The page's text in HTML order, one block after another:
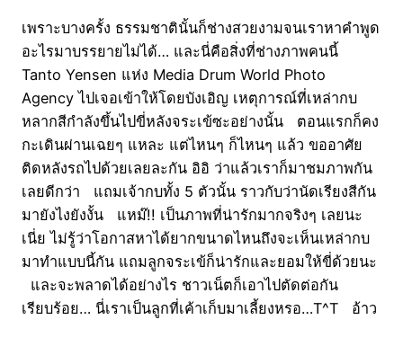
เพราะบางครั้ง ธรรมชาตินั้นก็ช่างสวยงามจนเราหาคำพูด
อะไรมาบรรยายไม่ได้… และนี่คือสิ่งที่ช่างภาพคนนี้
Tanto Yensen แห่ง Media Drum World Photo
Agency ไปเจอเข้าให้โดยบังเอิญ เหตุการณ์ที่เหล่ากบ
หลากสีกำลังขึ้นไปขี่หลังจระเข้ซะอย่างนั้น ตอนแรกก็คง
กะเดินผ่านเฉยๆ แหละ แต่ไหนๆ ก็ไหนๆ แล้ว ขออาศัย
ติดหลังรถไปด้วยเลยละกัน อิอิ ว่าแล้วเราก็มาชมภาพกัน
เลยดีกว่า แถมเจ้ากบทั้ง 5 ตัวนั้น ราวกับว่านัดเรียงสีกัน
มายังไงยังงั้น แหม๊!! เป็นภาพที่น่ารักมากจริงๆ เลยนะ
เนี่ย ไม่รู้ว่าโอกาสหาได้ยากขนาดไหนถึงจะเห็นเหล่ากบ
มาทำแบบนี้กัน แถมลูกจระเข้ก็น่ารักและยอมให้ขี่ด้วยนะ
และจะพลาดได้อย่างไร ชาวเน็ตก็เอาไปตัดต่อกัน
เรียบร้อย… นี่เราเป็นลูกที่เค้าเก็บมาเลี้ยงหรอ…T^T อ้าว